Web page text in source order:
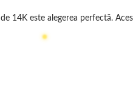
14K este alegerea perfectă.